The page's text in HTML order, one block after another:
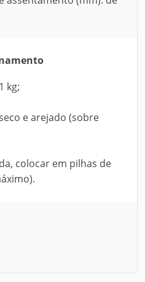
kg;
e arejado (sobre
colocar em pilhas de